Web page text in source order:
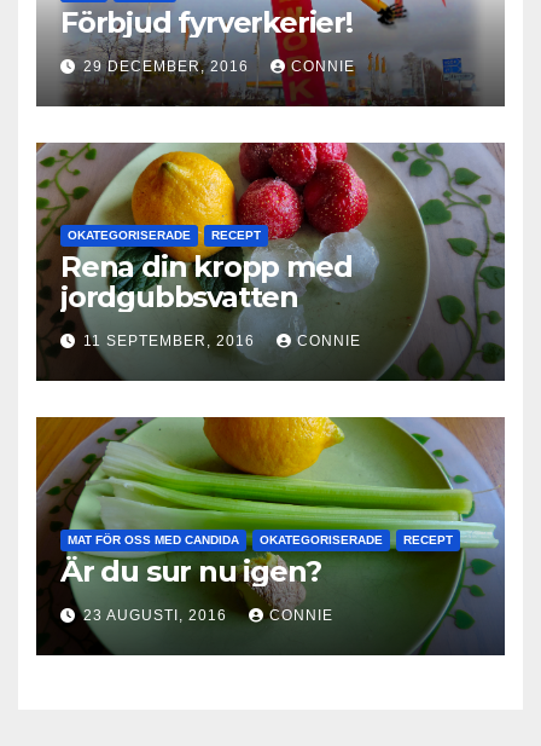
Förbjud fyrverkerier!
29 DECEMBER, 2016 CONNIE
OKATEGORISERADE RECEPT
Rena din kropp med
jordgubbsvatten
11 SEPTEMBER, 2016 CONNIE
MAT FÖR OSS MED CANDIDA OKATEGORISERADE RECEPT
Är du sur nu igen?
23 AUGUSTI, 2016 CONNIE